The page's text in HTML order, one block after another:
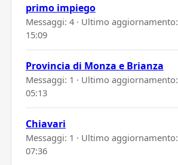
primo impiego
Messaggi: 4 · Ultimo aggiornamento:
15:09
Provincia di Monza e Brianza
Messaggi: 1 · Ultimo aggiornamento:
05:13
Chiavari
Messaggi: 1 · Ultimo aggiornamento:
07:36